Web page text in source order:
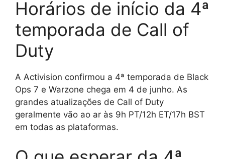
Horários de início da 4ª
temporada de Call of
Duty
A Activision confirmou a 4ª temporada de Black
Ops 7 e Warzone chega em 4 de junho. As
grandes atualizações de Call of Duty
geralmente vão ao ar às 9h PT/12h ET/17h BST
em todas as plataformas.